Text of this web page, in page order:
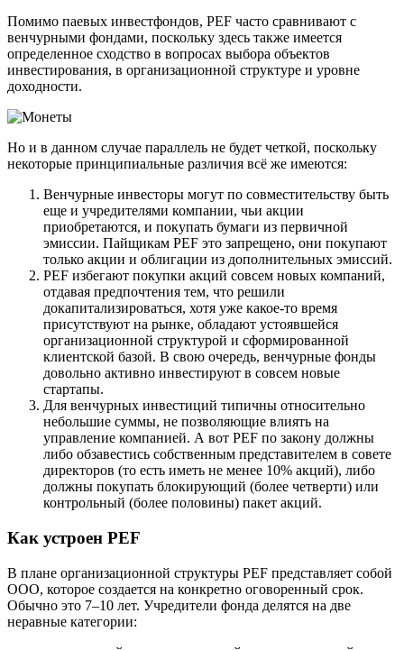
Помимо паевых инвестфондов, PEF часто сравнивают с
венчурными фондами, поскольку здесь также имеется
определенное сходство в вопросах выбора объектов
инвестирования, в организационной структуре и уровне
доходности.
Но и в данном случае параллель не будет четкой, поскольку
некоторые принципиальные различия всё же имеются:
Венчурные инвесторы могут по совместительству быть
еще и учредителями компании, чьи акции
приобретаются, и покупать бумаги из первичной
эмиссии. Пайщикам PEF это запрещено, они покупают
только акции и облигации из дополнительных эмиссий.
PEF избегают покупки акций совсем новых компаний,
отдавая предпочтения тем, что решили
докапитализироваться, хотя уже какое-то время
присутствуют на рынке, обладают устоявшейся
организационной структурой и сформированной
клиентской базой. В свою очередь, венчурные фонды
довольно активно инвестируют в совсем новые
стартапы.
Для венчурных инвестиций типичны относительно
небольшие суммы, не позволяющие влиять на
управление компанией. А вот PEF по закону должны
либо обзавестись собственным представителем в совете
директоров (то есть иметь не менее 10% акций), либо
должны покупать блокирующий (более четверти) или
контрольный (более половины) пакет акций.
Как устроен PEF
В плане организационной структуры PEF представляет собой
ООО, которое создается на конкретно оговоренный срок.
Обычно это 7–10 лет. Учредители фонда делятся на две
неравные категории: